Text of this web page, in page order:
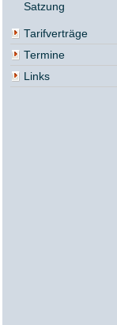
Satzung
Tarifverträge
Termine
Links